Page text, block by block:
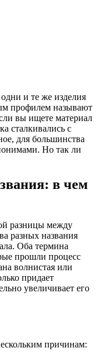
и те же изделия
профилем называют
вы ищете материал
сталкивались с
для большинства
Но так ли
в чем
разницы между
разных названия
Оба термина
прошли процесс
волнистая или
придает
увеличивает его
причинам: